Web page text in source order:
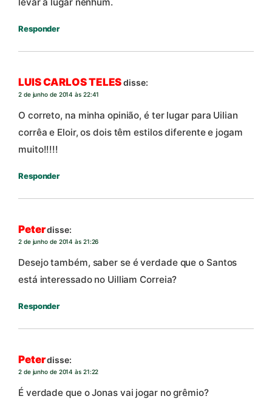
Responder
LUIS CARLOS TELESdisse:
2 de junho de 2014 às 22:41
O correto, na minha opinião, é ter lugar para Uilian
corrêa e Eloir, os dois têm estilos diferente e jogam
muito!!!!!
Responder
Peterdisse:
2 de junho de 2014 às 21:26
Desejo também, saber se é verdade que o Santos
está interessado no Uilliam Correia?
Responder
Peterdisse:
2 de junho de 2014 às 21:22
É verdade que o Jonas vai jogar no grêmio?